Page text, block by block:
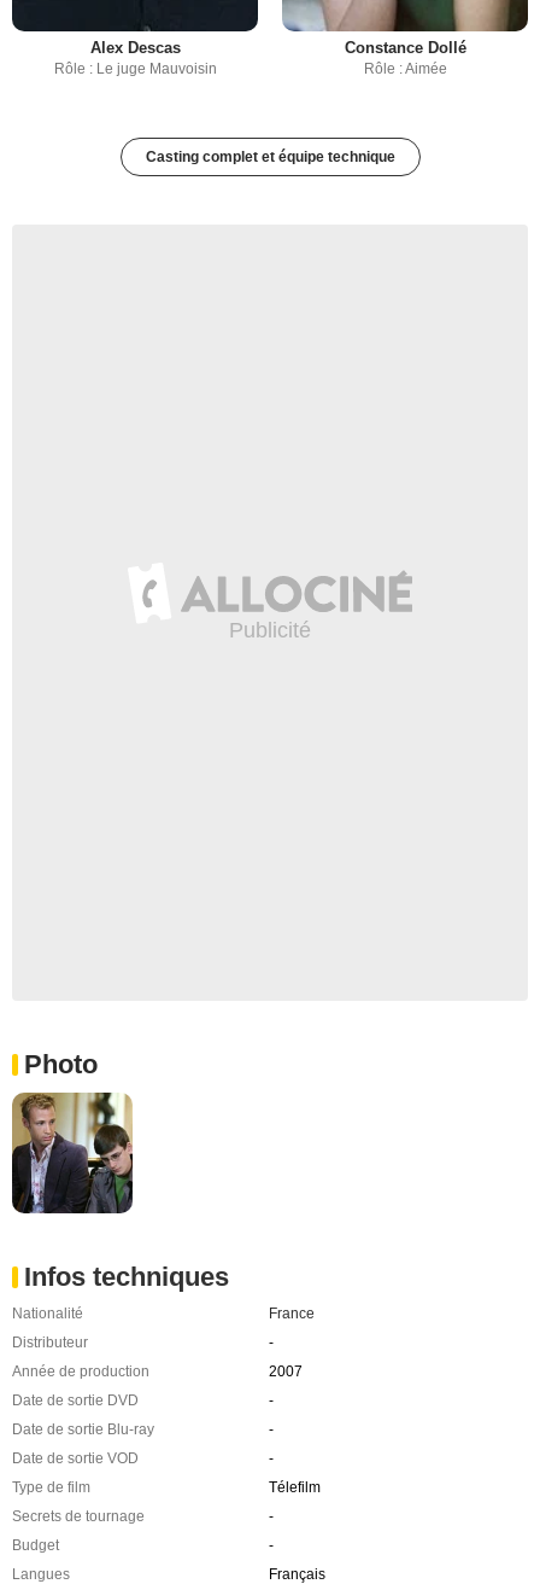
Alex Descas
Rôle : Le juge Mauvoisin
Constance Dollé
Rôle : Aimée
Casting complet et équipe technique
Photo
Infos techniques
Nationalité
France
Distributeur
-
Année de production
2007
Date de sortie DVD
-
Date de sortie Blu-ray
-
Date de sortie VOD
-
Type de film
Télefilm
Secrets de tournage
-
Budget
-
Langues
Français